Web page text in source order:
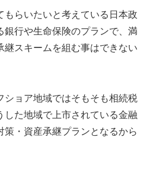
もらいたいと考えている日本政
銀行や生命保険のプランで、満
継スキームを組む事はできない
ショア地域ではそもそも相続税
した地域で上市されている金融
・資産承継プランとなるから